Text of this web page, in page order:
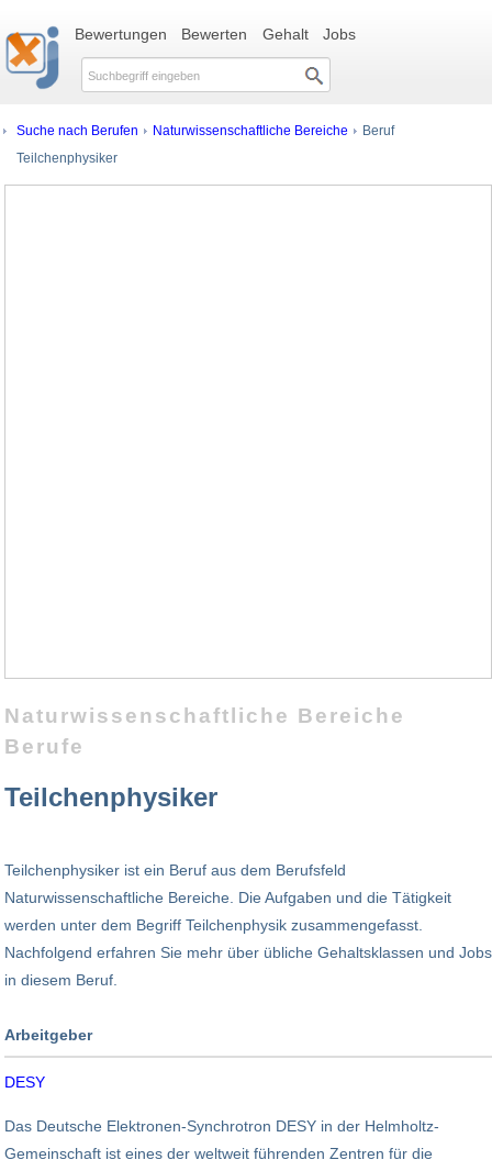
Bewertungen Bewerten Gehalt Jobs
Suche nach Berufen Naturwissenschaftliche Bereiche Beruf
Teilchenphysiker
Naturwissenschaftliche Bereiche
Berufe
Teilchenphysiker
Teilchenphysiker ist ein Beruf aus dem Berufsfeld
Naturwissenschaftliche Bereiche. Die Aufgaben und die Tätigkeit
werden unter dem Begriff Teilchenphysik zusammengefasst.
Nachfolgend erfahren Sie mehr über übliche Gehaltsklassen und Jobs
in diesem Beruf.
Arbeitgeber
Branche
Angestellte
DESY
1.900
183 Mio. EUR
Das Deutsche Elektronen-Synchrotron DESY in der Helmholtz-
Gemeinschaft ist eines der weltweit führenden Zentren für die